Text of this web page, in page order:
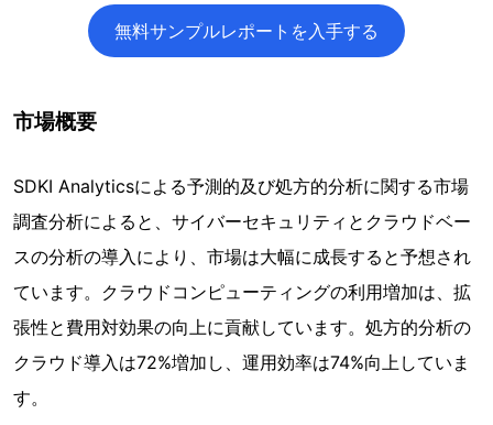
無料サンプルレポートを入手する
市場概要
SDKI Analyticsによる予測的及び処方的分析に関する市場
調査分析によると、サイバーセキュリティとクラウドベー
スの分析の導入により、市場は大幅に成長すると予想され
ています。クラウドコンピューティングの利用増加は、拡
張性と費用対効果の向上に貢献しています。処方的分析の
クラウド導入は72%増加し、運用効率は74%向上していま
す。